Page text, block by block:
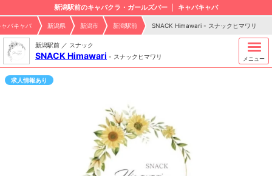
新潟駅前のキャバクラ・ガールズバー キャバキャバ
ャバキャバ 新潟県 新潟市 新潟駅前 SNACK Himawari - スナックヒマワリ
新潟駅前 ／ スナック
SNACK Himawari - スナックヒマワリ メニュー
求人情報あり